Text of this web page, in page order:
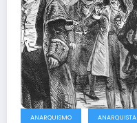
ANARQUISMO ANARQUISTA